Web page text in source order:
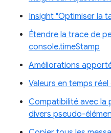
Insight "Optimiser la
Étendre la trace de
console.timeStamp
Améliorations
Valeurs en temps
Compatibilité avec la
divers pseudo-